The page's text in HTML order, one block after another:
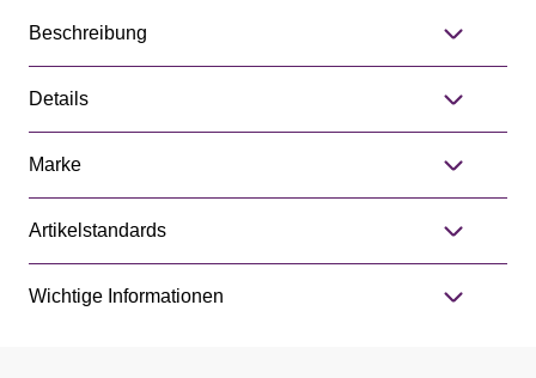
Beschreibung
Details
Marke
Artikelstandards
Wichtige Informationen